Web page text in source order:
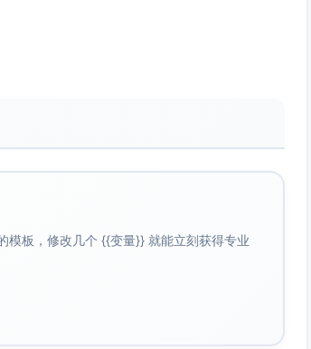
等异常由告警与安全阀介入，确保通气安
。
目标吸气压力P_insp。
。
模板，修改几个 {{变量}} 就能立刻获得专业